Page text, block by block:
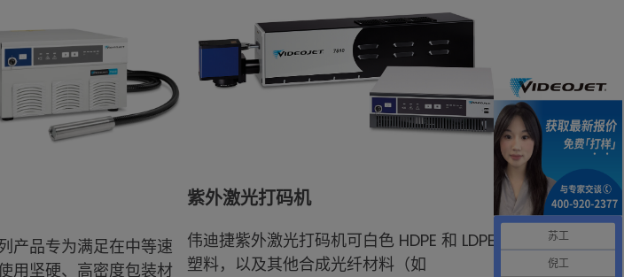
产品专为满足在中等速
用坚硬、高密度包装材
紫外激光打码机
伟迪捷紫外激光打码机可白色 HDPE 和 LDPE
塑料，以及其他合成光纤材料（如
苏工
倪工